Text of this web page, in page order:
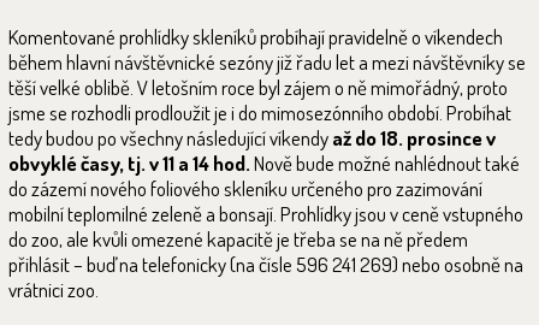
Komentované prohlídky skleníků probíhají pravidelně o víkendech
během hlavní návštěvnické sezóny již řadu let a mezi návštěvníky se
těší velké oblibě. V letošním roce byl zájem o ně mimořádný, proto
jsme se rozhodli prodloužit je i do mimosezónního období. Probíhat
tedy budou po všechny následující víkendyaž do 18. prosince v
obvyklé časy, tj. v 11 a 14 hod.Nově bude možné nahlédnout také
do zázemí nového foliového skleníku určeného pro zazimování
mobilní teplomilné zeleně a bonsají. Prohlídky jsou v ceně vstupného
do zoo, ale kvůli omezené kapacitě je třeba se na ně předem
přihlásit – buď na telefonicky (na čísle 596 241 269) nebo osobně na
vrátnici zoo.